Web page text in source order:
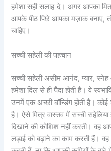
हमेशा सही सलाह दे। अगर आपका
आपके पीठ पिछे आपका मज़ाक बनाए,
चाहिए।
सच्ची सहेली की पहचान
सच्ची सहेली असीम आनंद, प्यार, स्नेह
हमेशा दिल से ही पैदा होती है। वे
उनमें एक अच्छी बॉन्डिंग होती है।
है। ऐसे मित्र वास्तव में सच्ची
दिखाने की कोशिश नहीं करती। वह
लड़ाई को बढ़ाने का काम करती हैं।